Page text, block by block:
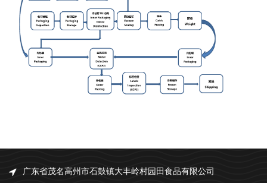
广东省茂名高州市石鼓镇大丰岭村园田食品有限公司